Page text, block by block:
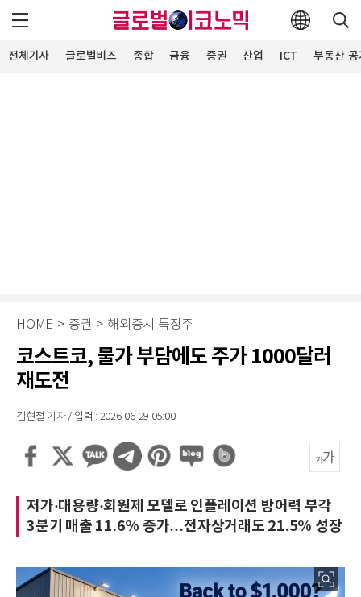
전체기사 글로벌비즈 종합 금융 증권 산업 ICT 부동산·
HOME > 증권 > 해외증시 특징주
코스트코, 물가 부담에도 주가 1000달러
재도전
김현철 기자 / 입력 : 2026-06-29 05:00
저가·대용량·회원제 모델로 인플레이션 방어력 부각
3분기 매출 11.6% 증가…전자상거래도 21.5% 성장